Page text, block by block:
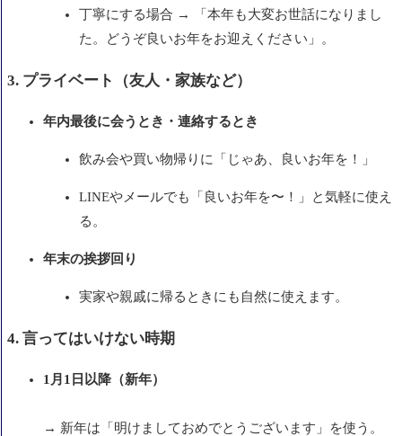
丁寧にする場合 → 「本年も大変お世話になりまし
た。どうぞ良いお年をお迎えください」。
3. プライベート（友人・家族など）
年内最後に会うとき・連絡するとき
飲み会や買い物帰りに「じゃあ、良いお年を！」
LINEやメールでも「良いお年を〜！」と気軽に使え
る。
年末の挨拶回り
実家や親戚に帰るときにも自然に使えます。
4. 言ってはいけない時期
1月1日以降（新年）
→ 新年は「明けましておめでとうございます」を使う。